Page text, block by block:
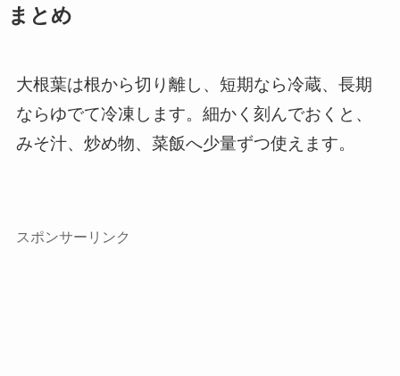
まとめ
大根葉は根から切り離し、短期なら冷蔵、長期
ならゆでて冷凍します。細かく刻んでおくと、
みそ汁、炒め物、菜飯へ少量ずつ使えます。
スポンサーリンク